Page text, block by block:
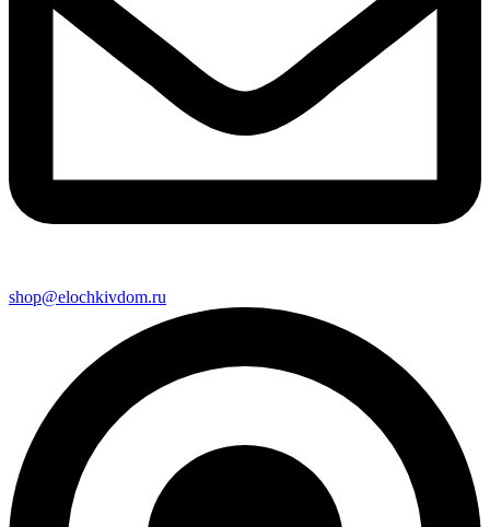
shop@elochkivdom.ru